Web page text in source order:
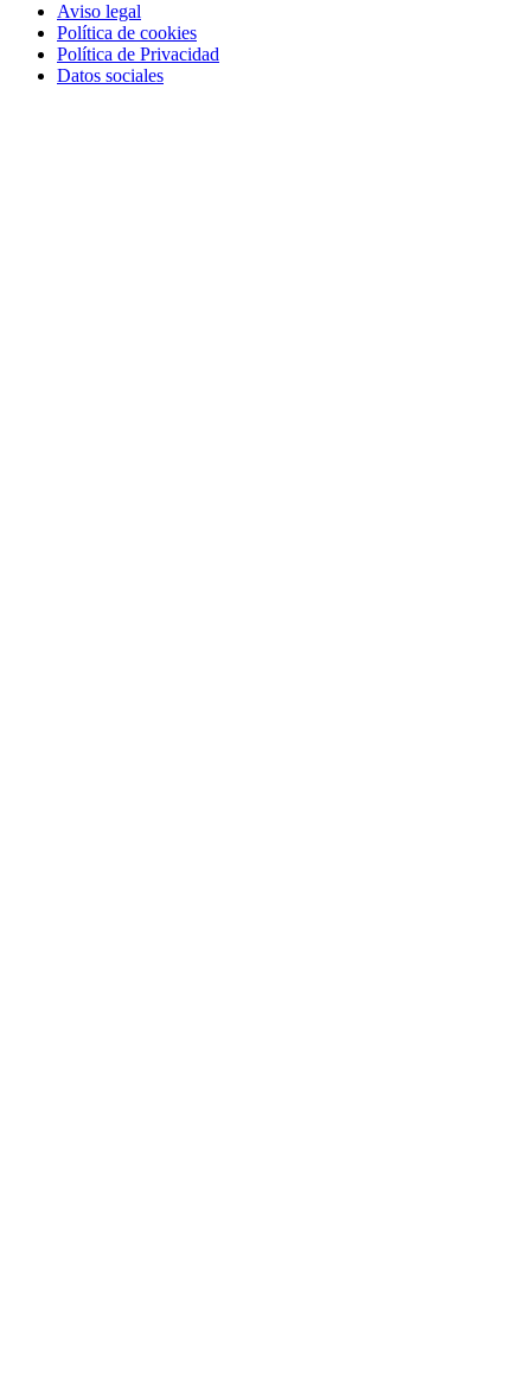
Aviso legal
Política de cookies
Política de Privacidad
Datos sociales